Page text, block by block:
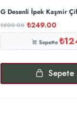
G Desenli İpek Kaşmir
₺500.00 ₺249.00
Sepette₺
Sepete